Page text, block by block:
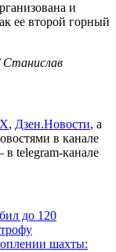
и
ее второй горный
Станислав
, Дзен.Новости, а
в канале
telegram-канале
до 120
шахты: